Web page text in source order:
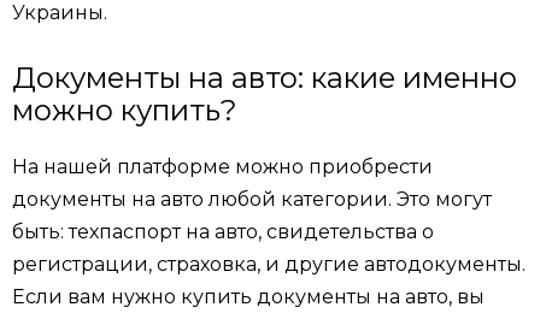
Украины.
Документы на авто: какие именно
можно купить?
На нашей платформе можно приобрести
документы на авто любой категории. Это могут
быть: техпаспорт на авто, свидетельства о
регистрации, страховка, и другие автодокументы.
Если вам нужно купить документы на авто, вы